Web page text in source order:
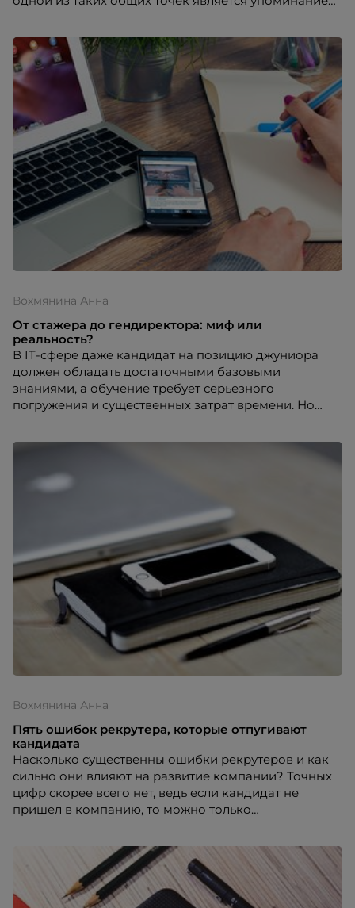
Вохмянина Анна
От стажера до гендиректора: миф или
реальность?
В IT-сфере даже кандидат на позицию джуниора
должен обладать достаточными базовыми
знаниями, а обучение требует серьезного
погружения и существенных затрат времени. Но
получить интересную работу и перспективы.
Вохмянина Анна
Пять ошибок рекрутера, которые отпугивают
кандидата
Насколько существенны ошибки рекрутеров и как
сильно они влияют на развитие компании? Точных
цифр скорее всего нет, ведь если кандидат не
пришел в компанию, то можно только
зависит от того, что говорит и как действует
специалист по подбору. Сейчас только ленивый не
зайдет посмотреть отзывы о компании. Поэтому,